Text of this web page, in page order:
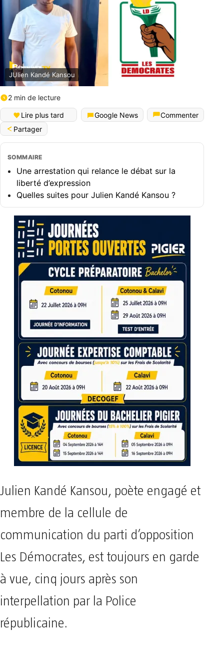
JUlien Kandé Kansou
2 min de lecture
Lire plus tard Google News
Commenter
Partager
SOMMAIRE
Une arrestation qui relance le débat sur la
liberté d’expression
Quelles suites pour Julien Kandé Kansou ?
Julien Kandé Kansou, poète engagé et
membre de la cellule de
communication du parti d’opposition
Les Démocrates, est toujours en garde
à vue, cinq jours après son
interpellation par la Police
républicaine.